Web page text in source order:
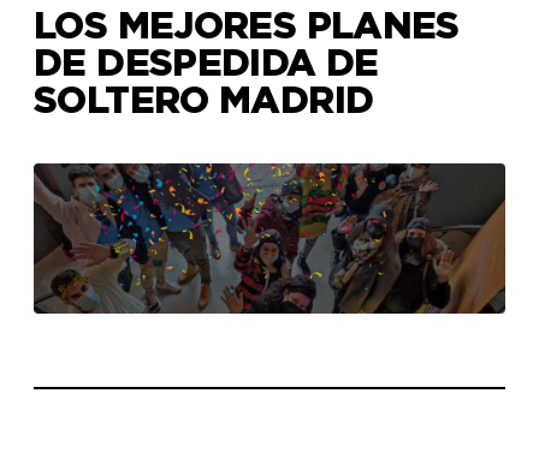
LOS MEJORES PLANES
DE DESPEDIDA DE
SOLTERO MADRID